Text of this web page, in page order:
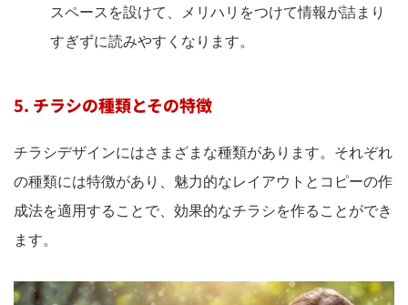
スペースを設けて、メリハリをつけて情報が詰まり
すぎずに読みやすくなります。
5. チラシの種類とその特徴
チラシデザインにはさまざまな種類があります。それぞれ
の種類には特徴があり、魅力的なレイアウトとコピーの作
成法を適用することで、効果的なチラシを作ることができ
ます。